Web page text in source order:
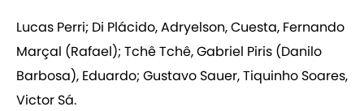
Lucas Perri; Di Plácido, Adryelson, Cuesta, Fernando
Marçal (Rafael); Tchê Tchê, Gabriel Piris (Danilo
Barbosa), Eduardo; Gustavo Sauer, Tiquinho Soares,
Victor Sá.